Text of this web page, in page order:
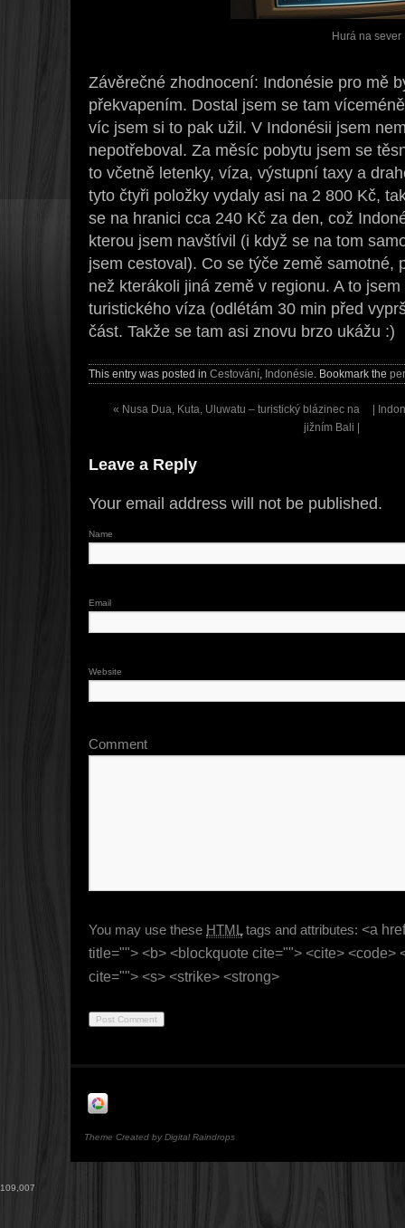
Hurá na sever
Závěrečné zhodnocení: Indonésie pro mě
překvapením. Dostal jsem se tam
víc jsem si to pak užil. V Indonésii jsem
nepotřeboval. Za měsíc pobytu jsem se
to včetně letenky, víza, výstupní taxy a
tyto čtyři položky vydaly asi na 2 800 Kč,
se na hranici cca 240 Kč za den, což
kterou jsem navštívil (i když se na tom
jsem cestoval). Co se týče země samotné,
než kterákoli jiná země v regionu. A to
turistického víza (odlétám 30 min před
část. Takže se tam asi znovu brzo ukážu :)
This entry was posted in Cestování, Indonésie. Bookmark the
« Nusa Dua, Kuta, Uluwatu – turistický blázinec na
jižním Bali |
|
Leave a Reply
Your email address will not be published.
Name
Email
Website
Comment
You may use these HTML tags and attributes: <a
title=""> <b> <blockquote cite=""> <cite> <code>
cite=""> <s> <strike> <strong>
Theme Created by Digital Raindrops
109,007